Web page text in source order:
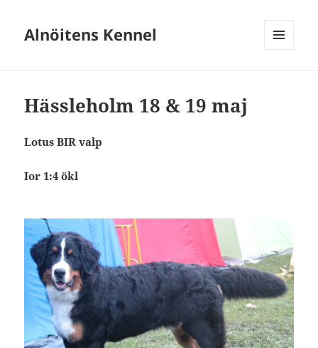
Alnöitens Kennel
Hässleholm 18 & 19 maj
Lotus BIR valp
Ior 1:4 ökl